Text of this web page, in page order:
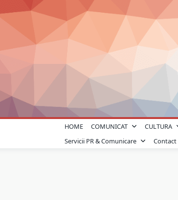
HOME COMUNICAT CULTURA
Servicii PR & Comunicare
Contact